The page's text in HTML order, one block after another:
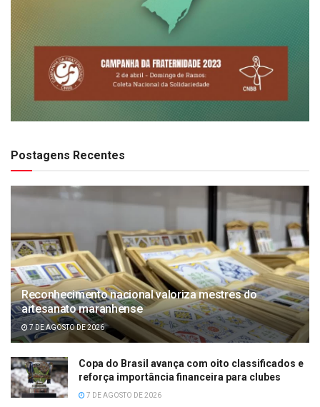
Postagens Recentes
Reconhecimento nacional valoriza mestres do
artesanato maranhense
7 DE AGOSTO DE 2026
Copa do Brasil avança com oito classificados e
reforça importância financeira para clubes
7 DE AGOSTO DE 2026